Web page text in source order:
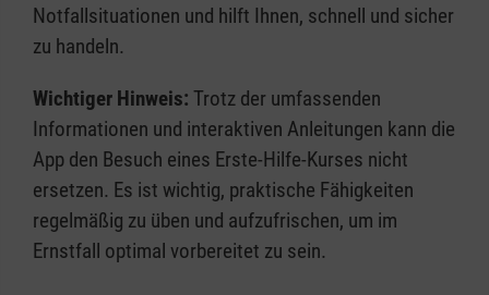
Notfallsituationen und hilft Ihnen, schnell und sicher
zu handeln.
Wichtiger Hinweis: Trotz der umfassenden
Informationen und interaktiven Anleitungen kann die
App den Besuch eines Erste-Hilfe-Kurses nicht
ersetzen. Es ist wichtig, praktische Fähigkeiten
regelmäßig zu üben und aufzufrischen, um im
Ernstfall optimal vorbereitet zu sein.